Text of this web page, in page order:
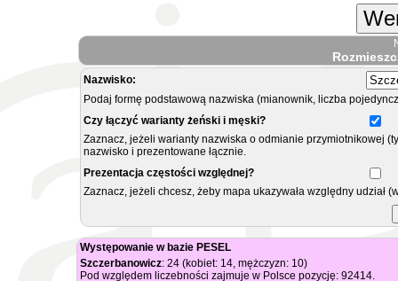
Nazwisko:
Podaj formę podstawową nazwiska (mianownik, liczba
Czy łączyć warianty żeński i męski?
Zaznacz, jeżeli warianty nazwiska o odmianie przymiotnikowej
nazwisko i prezentowane łącznie.
Prezentacja częstości względnej?
Zaznacz, jeżeli chcesz, żeby mapa ukazywała względny
Występowanie w bazie PESEL
Szczerbanowicz: 24 (kobiet: 14, mężczyzn: 10)
Pod względem liczebności zajmuje w Polsce pozycję: 92414.